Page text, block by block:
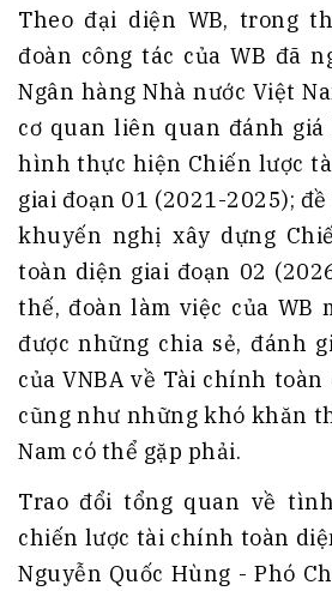
Theo đại diện WB, trong
đoàn công tác của WB đã
Ngân hàng Nhà nước Việt
cơ quan liên quan đánh
hình thực hiện Chiến lược
giai đoạn 01 (2021-2025);
khuyến nghị xây dựng
toàn diện giai đoạn 02
thế, đoàn làm việc của WB
được những chia sẻ, đánh
của VNBA về Tài chính
cũng như những khó khăn
Nam có thể gặp phải.
Trao đổi tổng quan về
chiến lược tài chính toàn
Nguyễn Quốc Hùng - Phó